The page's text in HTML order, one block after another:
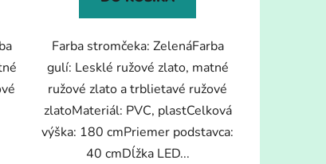
Farba stromčeka: ZelenáFarba
gulí: Lesklé ružové zlato, matné
ružové zlato a trblietavé ružové
zlatoMateriál: PVC, plastCelková
výška: 180 cmPriemer podstavca:
40 cmDĺžka LED...